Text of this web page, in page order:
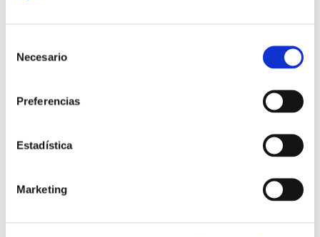
Necesario
Preferencias
Estadística
Marketing
Psicólogo
relaciones interpersonales
resiliencia
valores